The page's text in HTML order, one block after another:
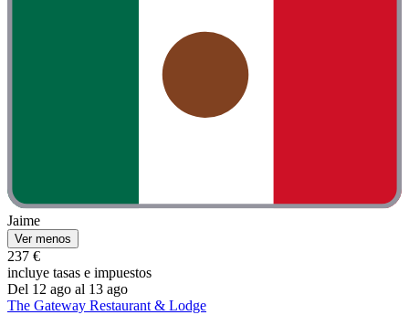
Jaime
Ver menos
237 €
incluye tasas e impuestos
Del 12 ago al 13 ago
The Gateway Restaurant & Lodge